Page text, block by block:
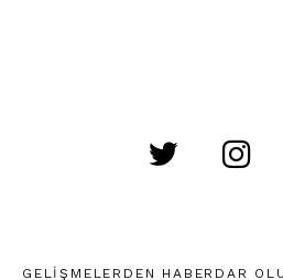
GELIŞMELERDEN HABERDAR